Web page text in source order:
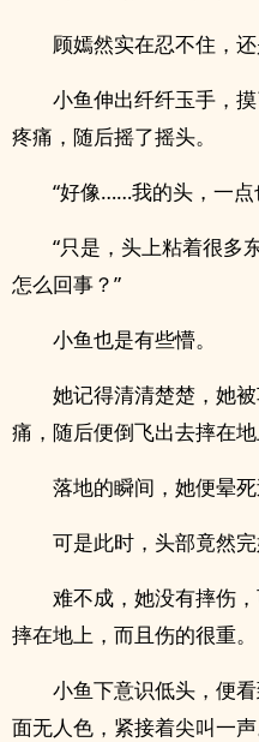
顾嫣然实在忍不住，还
小鱼伸出纤纤玉手，
疼痛，随后摇了摇头。
“好像……我的头，一点
“只是，头上粘着很多
怎么回事？”
小鱼也是有些懵。
她记得清清楚楚，她
痛，随后便倒飞出去摔在地
落地的瞬间，她便晕死
可是此时，头部竟然完
难不成，她没有摔伤
摔在地上，而且伤的很重。
小鱼下意识低头，便
面无人色，紧接着尖叫一声